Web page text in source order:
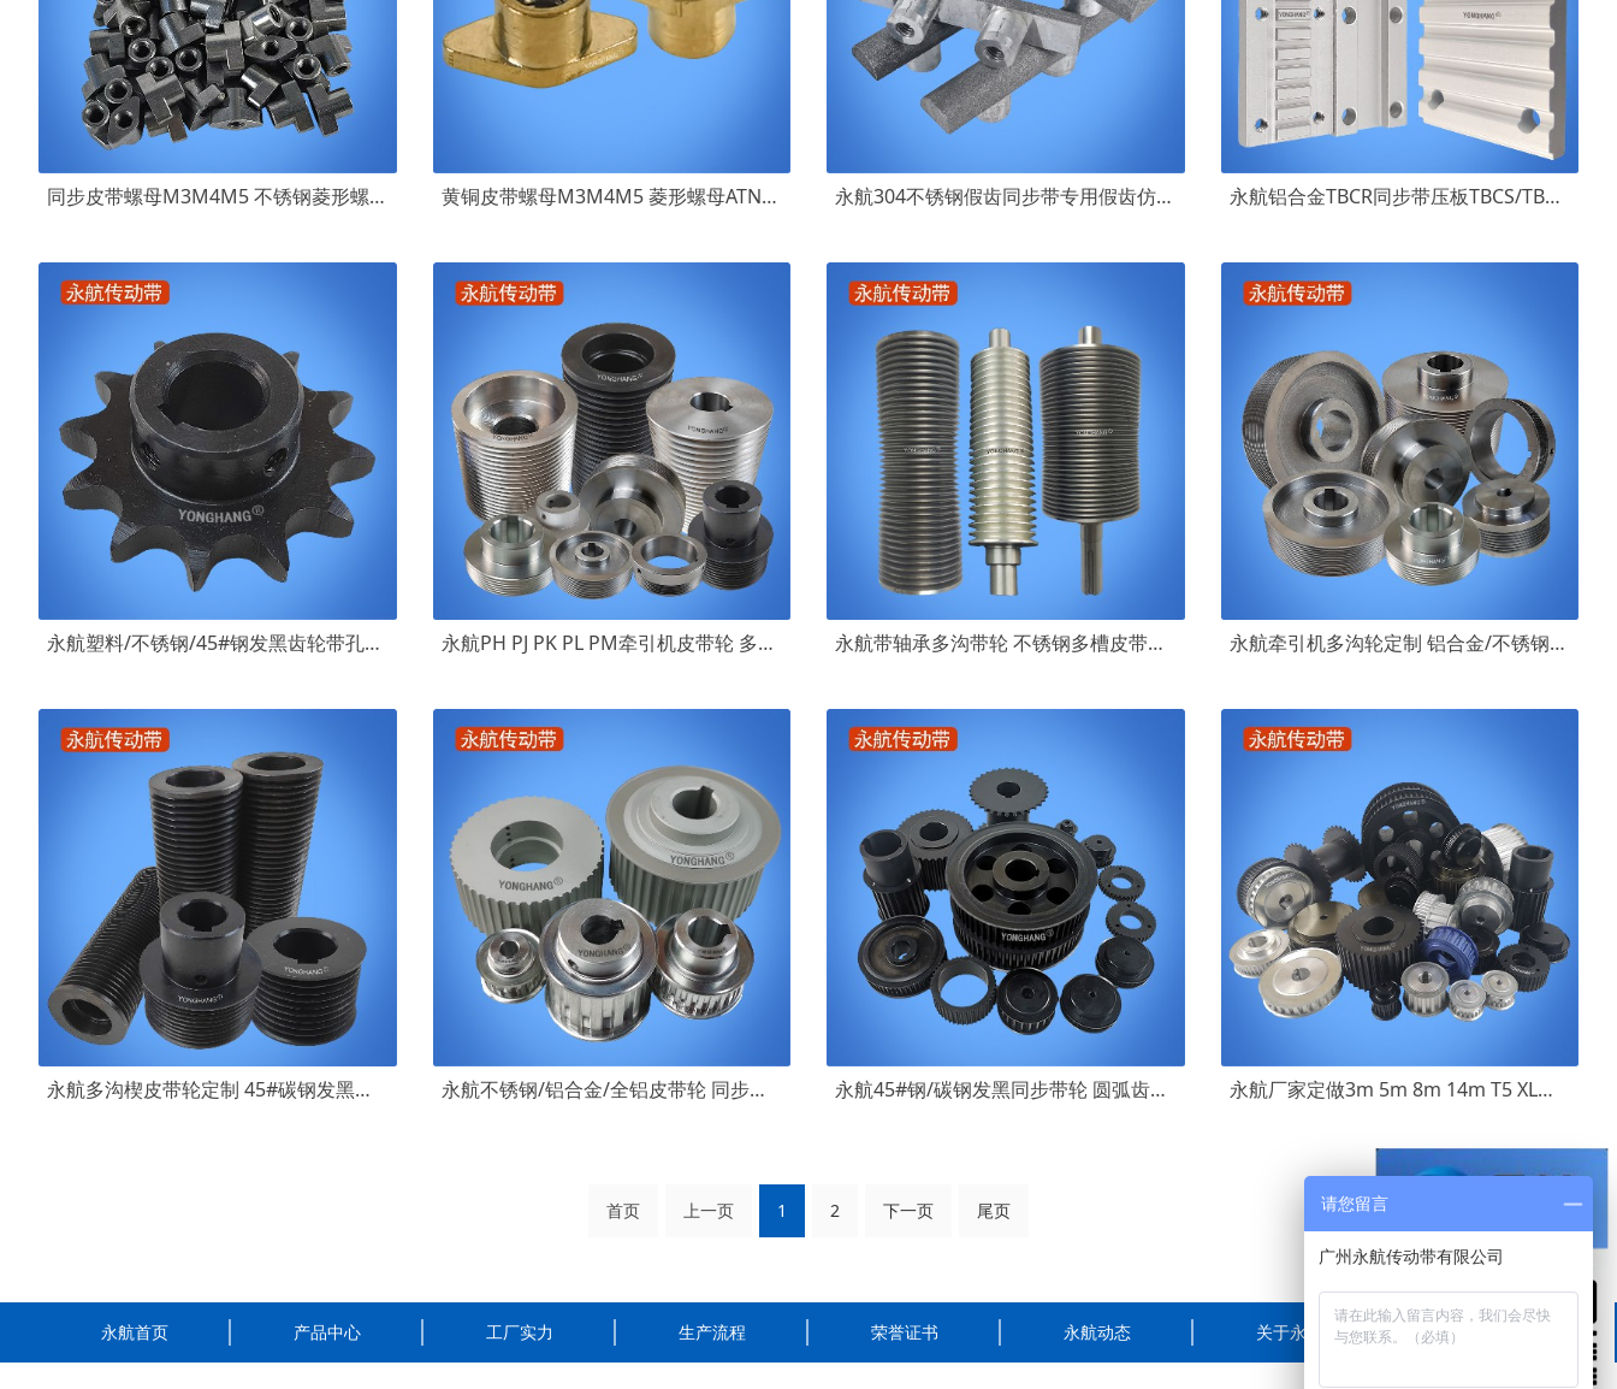
同步皮带螺母M3M4M5 不锈钢菱形螺母ATN10ATN20 同步带沉孔安装螺帽M3M4M5 黄铜皮带螺母M3M4M5 菱形螺母ATN10ATN20 同步带沉孔安装螺帽M3M4M5 永航304不锈钢假齿同步带专用假齿仿真齿AT10 T10 H 8MS8M T5 AT2 永航铝合金TBCR同步带压板TBCS/TBCK组合齿板L XL型开口带连接板固定板厂家定制
永航塑料/不锈钢/45#钢发黑齿轮带孔工业链轮 单排双排链条轮非标定制 永航PH PJ PK PL PM牵引机皮带轮 多楔轮多沟轮多槽皮带轮厂家专业定制 永航带轴承多沟带轮 不锈钢多槽皮带轮 PH PJ PK PL PM皮带轮定制 永航牵引机多沟轮定制 铝合金/不锈钢/全铝皮带轮PH PJ PK PL PM多楔带轮
永航多沟楔皮带轮定制 45#碳钢发黑皮带轮PJ PK PL PM牵引机多契带轮 永航不锈钢/铝合金/全铝皮带轮 同步带动力轮 精密同步轮生产厂家 永航45#钢/碳钢发黑同步带轮 圆弧齿梯形齿传动轮生产厂家 永航厂家定做3m 5m 8m 14m T5 XL皮带轮同步轮 同步带轮齿轮专业定制
首页 上一页 1 2 下一页 尾页
永航首页 产品中心 工厂实力 生产流程 荣誉证书 永航动态 关于永航 联系我们
请您留言